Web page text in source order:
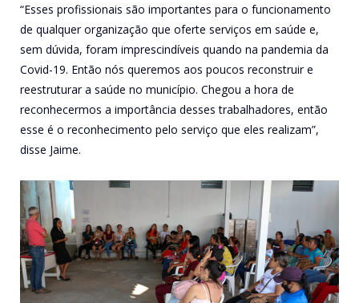
“Esses profissionais são importantes para o funcionamento
de qualquer organização que oferte serviços em saúde e,
sem dúvida, foram imprescindíveis quando na pandemia da
Covid-19. Então nós queremos aos poucos reconstruir e
reestruturar a saúde no município. Chegou a hora de
reconhecermos a importância desses trabalhadores, então
esse é o reconhecimento pelo serviço que eles realizam”,
disse Jaime.